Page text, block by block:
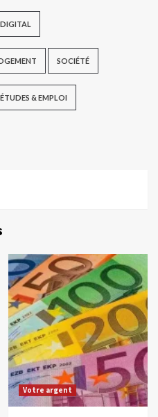
DIGITAL
SOCIÉTÉ
ÉTUDES & EMPLOI
Votre argent